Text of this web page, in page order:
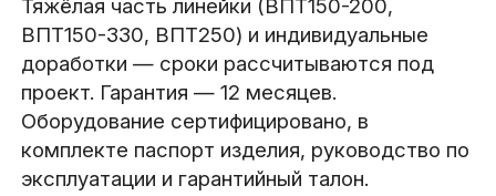
Тяжёлая часть линейки (ВПТ150-200,
ВПТ150-330, ВПТ250) и индивидуальные
доработки — сроки рассчитываются под
проект. Гарантия — 12 месяцев.
Оборудование сертифицировано, в
комплекте паспорт изделия, руководство по
эксплуатации и гарантийный талон.